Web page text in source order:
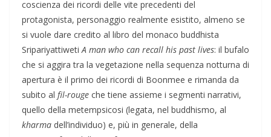
coscienza dei ricordi delle vite precedenti del
protagonista, personaggio realmente esistito, almeno se
si vuole dare credito al libro del monaco buddhista
SripariyattiwetiA man who can recall his past lives: il bufalo
che si aggira tra la vegetazione nella sequenza notturna di
apertura è il primo dei ricordi di Boonmee e rimanda da
subito al fil-rouge che tiene assieme i segmenti narrativi,
quello della metempsicosi (legata, nel buddhismo, al
kharma dell’individuo) e, più in generale, della